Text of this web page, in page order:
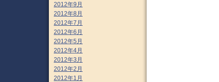
2012年9月
2012年8月
2012年7月
2012年6月
2012年5月
2012年4月
2012年3月
2012年2月
2012年1月